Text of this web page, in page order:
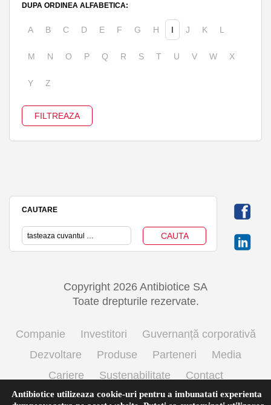
DUPA ORDINEA ALFABETICA:
A B C D E F G H I J K L
M N O P Q R S T U V W X
Y Z
CAUTARE
Copyright 2026 Antibiotice SA
Toate drepturile rezervate.
Companie Investitori
Guvernanță corporativă
Dezvoltare
Produse Parteneri
Media
Cariere
Sustenabilitate
Contact
Termeni si conditii de utilizare
Politica cookie
Antibiotice utilizeaza cookie-uri pentru a imbunatati experienta